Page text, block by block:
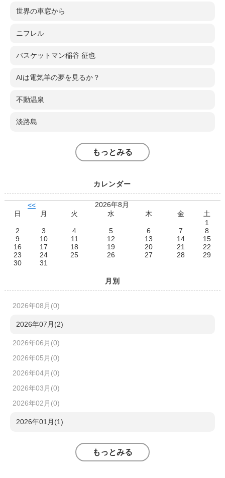
世界の車窓から
ニフレル
バスケットマン稲谷 征也
AIは電気羊の夢を見るか？
不動温泉
淡路島
もっとみる
カレンダー
<<
2026年8月
日
月 火 水 木 金
土
1
2
3 4 5 6 7
8
9
10 11 12 13 14
15
16
17 18 19 20 21
22
23
24 25 26 27 28
29
30
31
月別
2026年08月(0)
2026年07月(2)
2026年06月(0)
2026年05月(0)
2026年04月(0)
2026年03月(0)
2026年02月(0)
2026年01月(1)
もっとみる